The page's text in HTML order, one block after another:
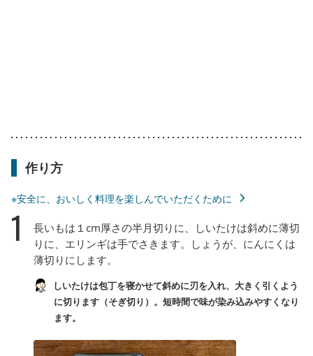
作り方
※安全に、おいしく料理を楽しんでいただくために
1
長いもは１cm厚さの半月切りに、しいたけは斜めに薄切
りに、エリンギは手でさきます。しょうが、にんにくは
薄切りにします。
しいたけは包丁を寝かせて斜めに刃を入れ、大きく引くよう
に切ります（そぎ切り）。短時間で味が染み込みやすくなり
ます。